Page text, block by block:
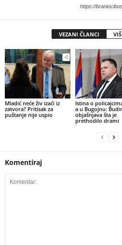
https://
VEZANI ČLANCI
​Mladić neće živ izaći iz
zatvora? Pritisak za
puštanje nije uspio
Istina o
a u Bugojnu:
objašnjava šta je
prethodilo drami
Komentiraj